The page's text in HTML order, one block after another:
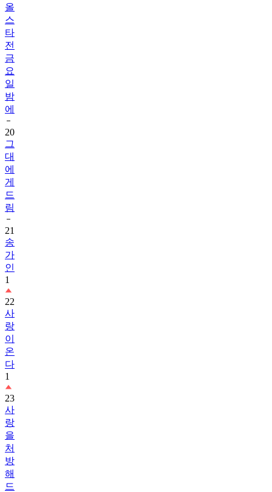
올
스
타
전
금
요
일
밤
에
20
그
대
에
게
드
림
21
송
가
인
1
22
사
랑
이
온
다
1
23
사
랑
을
처
방
해
드